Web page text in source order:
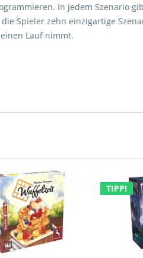
In jedem Szenario
Spieler zehn einzigartige
Lauf nimmt.
TIPP!